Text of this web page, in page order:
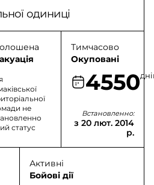
одиниці
не
статус
Тимчасово
Окуповані
4550
Встановленно:
з 20 лют. 2014
р.
Активні
Бойові дії